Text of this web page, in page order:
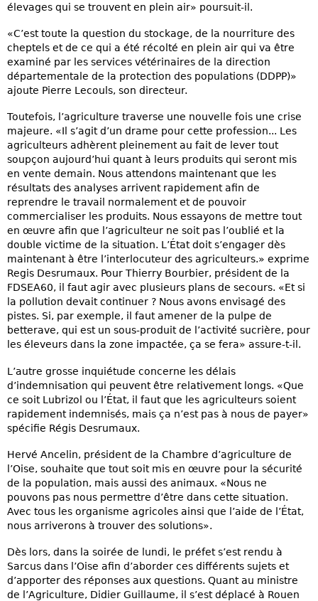
élevages qui se trouvent en plein air» poursuit-il.
«C’est toute la question du stockage, de la nourriture des
cheptels et de ce qui a été récolté en plein air qui va être
examiné par les services vétérinaires de la direction
départementale de la protection des populations (DDPP)»
ajoute Pierre Lecouls, son directeur.
Toutefois, l’agriculture traverse une nouvelle fois une crise
majeure. «Il s’agit d’un drame pour cette profession... Les
agriculteurs adhèrent pleinement au fait de lever tout
soupçon aujourd’hui quant à leurs produits qui seront mis
en vente demain. Nous attendons maintenant que les
résultats des analyses arrivent rapidement afin de
reprendre le travail normalement et de pouvoir
commercialiser les produits. Nous essayons de mettre tout
en œuvre afin que l’agriculteur ne soit pas l’oublié et la
double victime de la situation. L’État doit s’engager dès
maintenant à être l’interlocuteur des agriculteurs.» exprime
Regis Desrumaux. Pour Thierry Bourbier, président de la
FDSEA60, il faut agir avec plusieurs plans de secours. «Et si
la pollution devait continuer ? Nous avons envisagé des
pistes. Si, par exemple, il faut amener de la pulpe de
betterave, qui est un sous-produit de l’activité sucrière, pour
les éleveurs dans la zone impactée, ça se fera» assure-t-il.
L’autre grosse inquiétude concerne les délais
d’indemnisation qui peuvent être relativement longs. «Que
ce soit Lubrizol ou l’État, il faut que les agriculteurs soient
rapidement indemnisés, mais ça n’est pas à nous de payer»
spécifie Régis Desrumaux.
Hervé Ancelin, président de la Chambre d’agriculture de
l’Oise, souhaite que tout soit mis en œuvre pour la sécurité
de la population, mais aussi des animaux. «Nous ne
pouvons pas nous permettre d’être dans cette situation.
Avec tous les organisme agricoles ainsi que l’aide de l’État,
nous arriverons à trouver des solutions».
Dès lors, dans la soirée de lundi, le préfet s’est rendu à
Sarcus dans l’Oise afin d’aborder ces différents sujets et
d’apporter des réponses aux questions. Quant au ministre
de l’Agriculture, Didier Guillaume, il s’est déplacé à Rouen